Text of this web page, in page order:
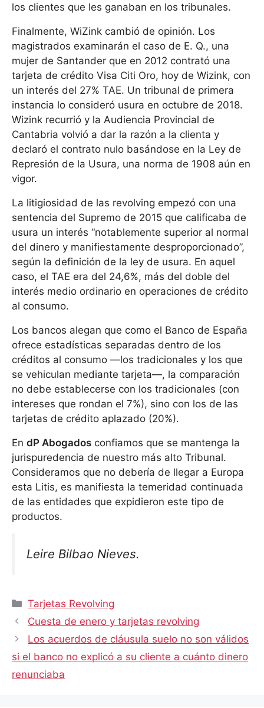
los clientes que les ganaban en los tribunales.
Finalmente, WiZink cambió de opinión. Los
magistrados examinarán el caso de E. Q., una
mujer de Santander que en 2012 contrató una
tarjeta de crédito Visa Citi Oro, hoy de Wizink, con
un interés del 27% TAE. Un tribunal de primera
instancia lo consideró usura en octubre de 2018.
Wizink recurrió y la Audiencia Provincial de
Cantabria volvió a dar la razón a la clienta y
declaró el contrato nulo basándose en la Ley de
Represión de la Usura, una norma de 1908 aún en
vigor.
La litigiosidad de las revolving empezó con una
sentencia del Supremo de 2015 que calificaba de
usura un interés “notablemente superior al normal
del dinero y manifiestamente desproporcionado”,
según la definición de la ley de usura. En aquel
caso, el TAE era del 24,6%, más del doble del
interés medio ordinario en operaciones de crédito
al consumo.
Los bancos alegan que como el Banco de España
ofrece estadísticas separadas dentro de los
créditos al consumo —los tradicionales y los que
se vehiculan mediante tarjeta—, la comparación
no debe establecerse con los tradicionales (con
intereses que rondan el 7%), sino con los de las
tarjetas de crédito aplazado (20%).
En dP Abogados confiamos que se mantenga la
jurispuredencia de nuestro más alto Tribunal.
Consideramos que no debería de llegar a Europa
esta Litis, es manifiesta la temeridad continuada
de las entidades que expidieron este tipo de
productos.
Leire Bilbao Nieves.
Categorías
Tarjetas Revolving
Cuesta de enero y tarjetas revolving
Los acuerdos de cláusula suelo no son válidos
si el banco no explicó a su cliente a cuánto dinero
renunciaba